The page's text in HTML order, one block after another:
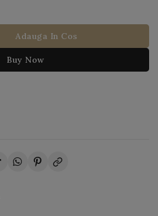
Adauga In Cos
Buy Now